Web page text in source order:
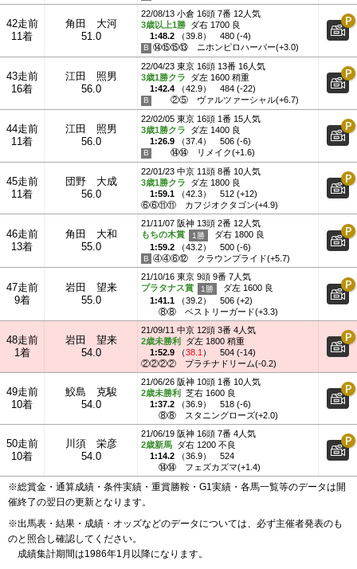
42走前
11着
角田 大河
51.0
22/08/13 小倉 16頭 7番 12人気
3歳以上1勝 ダ右 1700 良
1:48.2 （39.8）
480 (-4)
⑭⑮⑮⑬
ニホンピロハーバー(+3.0)
43走前
16着
江田 照男
56.0
22/04/23 東京 16頭 13番 16人気
3歳1勝クラ
ダ左 1600 稍重
1:42.4 （42.9）
484 (-22)
②⑤
ヴァルツァーシャル(+6.7)
44走前
11着
江田 照男
56.0
22/02/05 東京 16頭 1番 15人気
3歳1勝クラ
ダ左 1400 良
1:26.9 （37.4）
506 (-6)
⑭⑭
リメイク(+1.6)
45走前
11着
団野 大成
56.0
22/01/23 中京 11頭 8番 10人気
3歳1勝クラ
ダ左 1800 良
1:59.1 （42.3）
512 (+12)
⑥⑥⑪⑪
カフジオクタゴン(+4.9)
46走前
13着
角田 大和
55.0
21/11/07 阪神 13頭 2番 12人気
もちの木賞
ダ右 1800 良
1:59.2 （43.2）
500 (-6)
④④⑥⑫
クラウンプライド(+5.7)
47走前
9着
岩田 望来
55.0
21/10/16 東京 9頭 9番 7人気
プラタナス賞
ダ左 1600 良
1:41.1 （39.2）
506 (+2)
⑧⑧
ベストリーガード(+3.3)
48走前
1着
岩田 望来
54.0
21/09/11 中京 12頭 3番 4人気
2歳未勝利
ダ左 1800 稍重
1:52.9 （38.1 ）
504 (-14)
②②②②
プラチナドリーム(-0.2)
49走前
10着
鮫島 克駿
54.0
21/06/26 阪神 10頭 1番 10人気
2歳未勝利
芝右 1600 良
1:37.2 （36.9）
518 (-6)
⑧⑧
スタニングローズ(+2.0)
50走前
10着
川須 栄彦
54.0
21/06/19 阪神 16頭 7番 4人気
2歳新馬 ダ右 1200 不良
1:14.2 （36.9）
524
⑭⑭
フェズカズマ(+1.4)
※総賞金・通算成績・条件実績・重賞勝鞍・G1実績・各馬一覧等のデータは開
催終了の翌日の更新となります。
※出馬表・結果・成績・オッズなどのデータについては、必ず主催者発表のも
のと照合し確認してください。
成績集計期間は1986年1月以降になります。